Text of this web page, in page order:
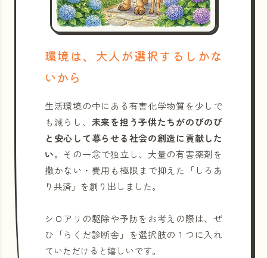
環境は、大人が選択するしかな
いから
生活環境の中にある有害化学物質を少しで
も減らし、 未来を担う子供たちがのびのび
と安心して暮らせる社会の創造に貢献した
い。その一念で独立し、大量の有害薬剤を
撒かない・費用も極限まで抑えた「しろあ
り共済」を創り出しました。
シロアリの駆除や予防をお考えの際は、ぜ
ひ「らくだ診断舎」を選択肢の１つに入れ
ていただけると嬉しいです。